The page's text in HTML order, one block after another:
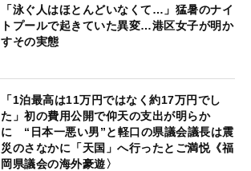
「泳ぐ人はほとんどいなくて…」猛暑のナイ
トプールで起きていた異変…港区女子が明か
すその実態
「1泊最高は11万円ではなく約17万円でし
た」初の費用公開で仰天の支出が明らか
に “日本一悪い男”と軽口の県議会議長は震
災のさなかに「天国」へ行ったとご満悦《福
岡県議会の海外豪遊〉